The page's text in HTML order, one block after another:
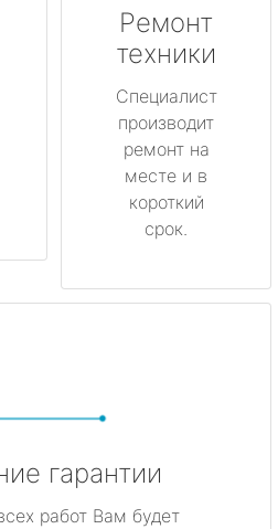
Ремонт
техники
Специалист
производит
ремонт на
месте и в
короткий
срок.
гарантии
работ Вам будет